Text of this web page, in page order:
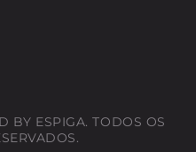
BY ESPIGA. TODOS OS